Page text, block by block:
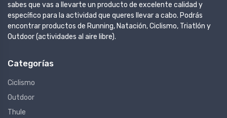
sabes que vas a llevarte un producto de excelente calidad y
específico para la actividad que queres llevar a cabo. Podrás
encontrar productos de Running, Natación, Ciclismo, Triatlón y
Outdoor (actividades al aire libre).
Categorías
Ciclismo
Outdoor
Thule